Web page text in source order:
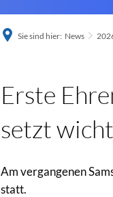
Sie sind hier: News
Erste
setzt
Am vergangenen
statt.